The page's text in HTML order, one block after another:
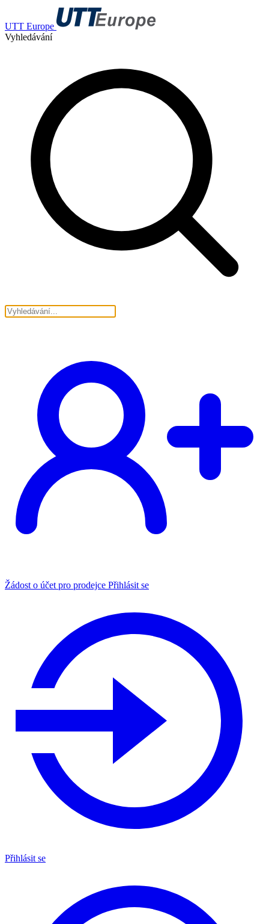
UTT Europe
Vyhledávání
Žádost o účet pro prodejce Přihlásit se
Přihlásit se